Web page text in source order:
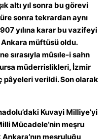
altı yıl sonra bu görevi
sonra tekrardan aynı
yılına karar bu vazifeyi
Ankara müftüsü oldu.
sırasıyla mûsıle-i sahn
müderrislikleri, İzmir
verildi. Son olarak
Kuvayi Milliye’yi
Mücadele’nin meşru
meşruluğu